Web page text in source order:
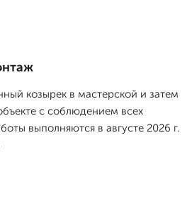
козырек в мастерской и затем
с соблюдением всех
выполняются в августе 2026 г.